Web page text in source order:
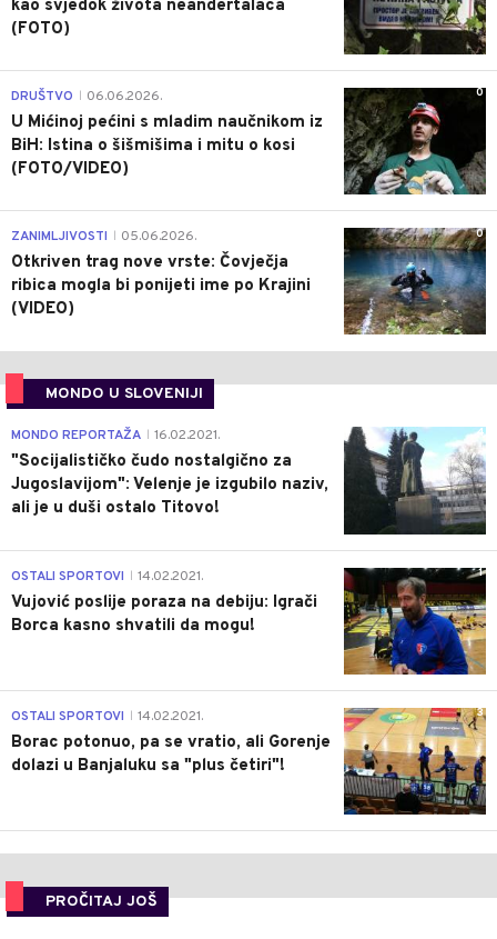
kao svjedok života neandertalaca
(FOTO)
0
DRUŠTVO 06.06.2026.
U Mićinoj pećini s mladim naučnikom iz
BiH: Istina o šišmišima i mitu o kosi
(FOTO/VIDEO)
0
ZANIMLJIVOSTI 05.06.2026.
Otkriven trag nove vrste: Čovječja
ribica mogla bi ponijeti ime po Krajini
(VIDEO)
MONDO U SLOVENIJI
4
MONDO REPORTAŽA 16.02.2021.
"Socijalističko čudo nostalgično za
Jugoslavijom": Velenje je izgubilo naziv,
ali je u duši ostalo Titovo!
1
OSTALI SPORTOVI 14.02.2021.
Vujović poslije poraza na debiju: Igrači
Borca kasno shvatili da mogu!
3
OSTALI SPORTOVI 14.02.2021.
Borac potonuo, pa se vratio, ali Gorenje
dolazi u Banjaluku sa "plus četiri"!
PROČITAJ JOŠ